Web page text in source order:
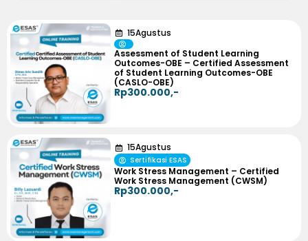
15Agustus
Assessment of Student Learning
Outcomes-OBE – Certified Assessment
of Student Learning Outcomes-OBE
(CASLO-OBE)
Rp300.000,-
15Agustus
Sertifikasi ESAS
Work Stress Management – Certified
Work Stress Management (CWSM)
Rp300.000,-